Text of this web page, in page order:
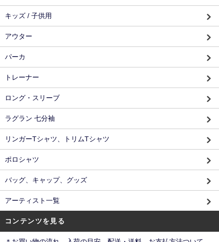
キッズ / 子供用
アウター
パーカ
トレーナー
ロング・スリーブ
ラグラン 七分袖
リンガーTシャツ、トリムTシャツ
ポロシャツ
バッグ、キャップ、グッズ
アーティスト一覧
コンテンツを見る